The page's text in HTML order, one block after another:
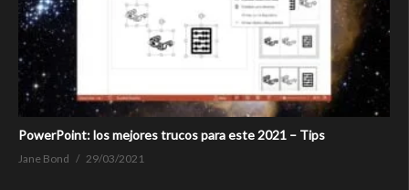
PowerPoint: los mejores trucos para este 2021 – Tips
Jane Bond 29/03/2021